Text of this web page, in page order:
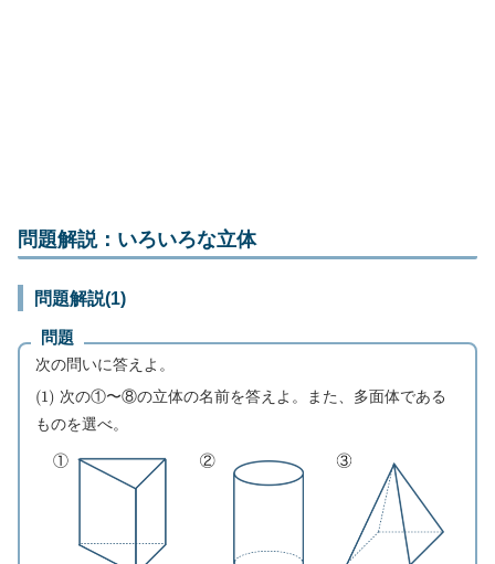
問題解説：いろいろな立体
問題解説(1)
問題
次の問いに答えよ。
(1) 次の①〜⑧の立体の名前を答えよ。また、多面体である
ものを選べ。